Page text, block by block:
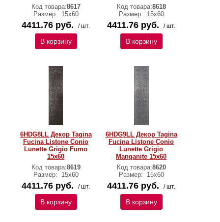
Код товара:8617
Размер:
15x60
4411.76 руб. / шт.
В корзину
Код товара:8618
Размер:
15x60
4411.76 руб. / шт.
В корзину
6HDG8LL Декор Tagina
Fucina Listone Conio
Lunette Grigio Fumo
15x60
Код товара:8619
Размер:
15x60
4411.76 руб. / шт.
В корзину
6HDG9LL Декор Tagina
Fucina Listone Conio
Lunette Grigio
Manganite 15x60
Код товара:8620
Размер:
15x60
4411.76 руб. / шт.
В корзину